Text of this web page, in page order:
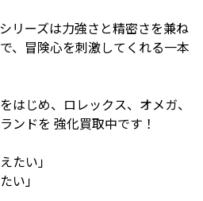
リーズは力強さと精密さを兼ね
、冒険心を刺激してくれる一本
はじめ、ロレックス、オメガ、
ンドを 強化買取中です！
たい」
い」